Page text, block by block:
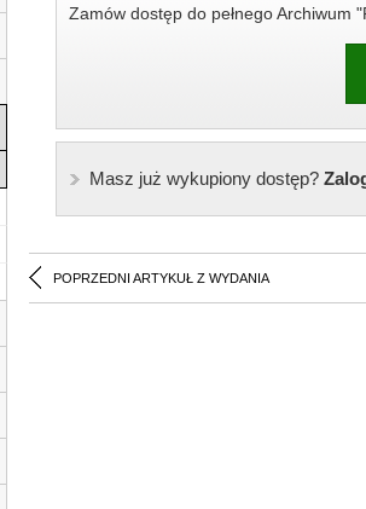
Zamów dostęp do pełnego Archiwum
Masz już wykupiony dostęp?
POPRZEDNI ARTYKUŁ Z WYDANIA